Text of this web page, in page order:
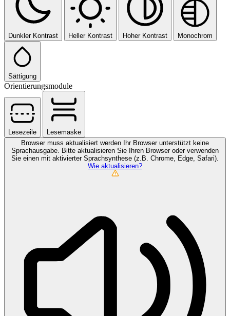
Dunkler Kontrast Heller Kontrast Hoher Kontrast Monochrom
Sättigung
Orientierungsmodule
Lesezeile
Lesemaske
Browser muss aktualisiert werden
Ihr Browser unterstützt keine
Sprachausgabe. Bitte aktualisieren Sie Ihren Browser oder verwenden
Sie einen mit aktivierter Sprachsynthese (z.B. Chrome, Edge, Safari).
Wie aktualisieren?